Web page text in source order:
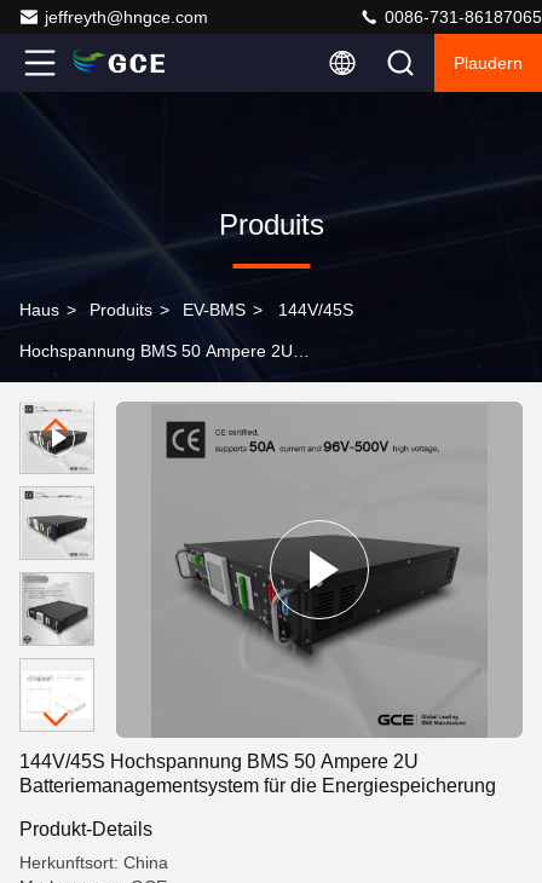
jeffreyth@hngce.com 0086-731-86187065
Plaudern
Produits
Haus > Produits > EV-BMS > 144V/45S
Hochspannung BMS 50 Ampere 2U
144V/45S Hochspannung BMS 50 Ampere 2U
Batteriemanagementsystem für die Energiespeicherung
Produkt-Details
Herkunftsort: China